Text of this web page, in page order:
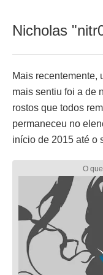
Nicholas
Mais recentemente,
mais sentiu foi a de
rostos que todos
permaneceu no
início de 2015 até o